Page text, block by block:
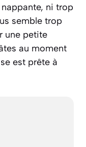
ni trop
semble trop
une petite
au moment
est prête à